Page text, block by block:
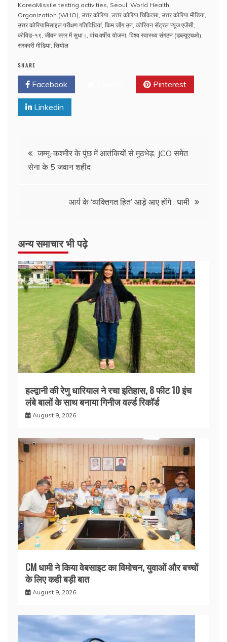
KoreaMissile testing activities, Seoul, World Health
Organization (WHO), उत्तर कोरिया, उत्तर कोरिया चिकित्सा, उत्तर कोरिया मीडिया,
उत्तर कोरियामिसाइल परीक्षण गतिविधियां, किम जोंग उन, कोरियन सेंट्रल न्यूज एजेंसी,
कोविड-१९, जीवन स्तर में सुधा। , पांच वर्षीय योजना, विश्व स्वास्थ्य संगठन (डब्ल्यूएचओ),
सरकारी मीडिया, सियोल
SHARE
Facebook Pinterest
Linkedin
जम्मू-कश्मीर के पुंछ में आतंकियों से मुठभेड़, JCO समेत
सेना के 5 जवान शहीद
आर्य के ‘व्यक्तिगत हित’ आड़े आए होंगे : धामी
अन्य समाचार भी पढ़े
हल्द्वानी की रेणु धारियाल ने रचा इतिहास, 8 फीट 10 इंच
लंबे बालों के साथ बनाया गिनीज वर्ल्ड रिकॉर्ड
August 9, 2026
CM धामी ने किया वेबसाइट का विमोचन, युवाओं और बच्चों
के लिए कही बड़ी बात
August 9, 2026